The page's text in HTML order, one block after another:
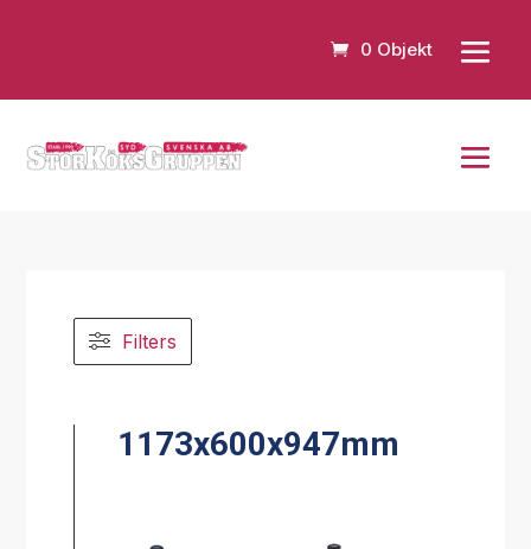
0 Objekt
Filters
1173x600x947mm